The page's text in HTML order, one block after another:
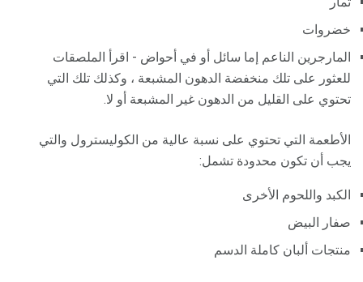
خضروات
المارجرين الناعم إما سائل أو في أحواض - اقرأ الملصقات
للعثور على تلك منخفضة الدهون المشبعة ، وكذلك تلك التي
تحتوي على القليل من الدهون غير المشبعة أو لا.
الأطعمة التي تحتوي على نسبة عالية من الكوليسترول والتي
يجب أن تكون محدودة تشمل:
الكبد واللحوم الأخرى
صفار البيض
منتجات ألبان كاملة الدسم